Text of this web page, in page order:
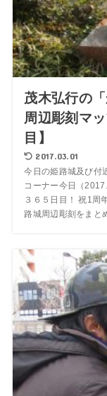
茂木弘行の
周辺彫刻マ
目】
2017.03.01
今日の姫路城及び付
コーナー今日（
３６５日目！ 祝1周
路城周辺彫刻をまと